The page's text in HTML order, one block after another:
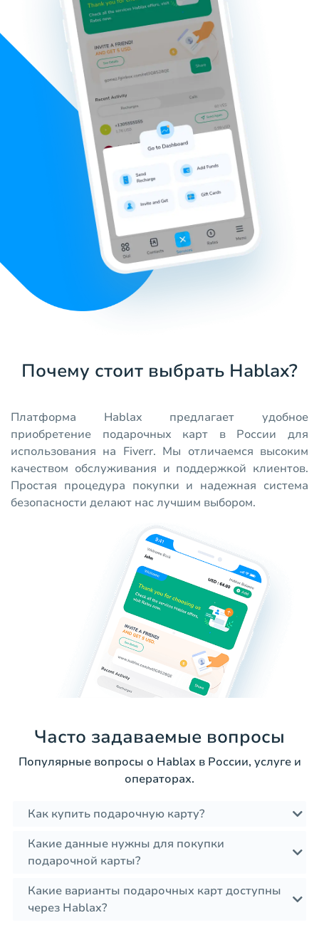
Почему стоит выбрать Hablax?
Платформа Hablax предлагает удобное
приобретение подарочных карт в России для
использования на Fiverr. Мы отличаемся высоким
качеством обслуживания и поддержкой клиентов.
Простая процедура покупки и надежная система
безопасности делают нас лучшим выбором.
Часто задаваемые вопросы
Популярные вопросы о Hablax в России, услуге и
операторах.
Как купить подарочную карту?
Какие данные нужны для покупки
подарочной карты?
Какие варианты подарочных карт доступны
через Hablax?